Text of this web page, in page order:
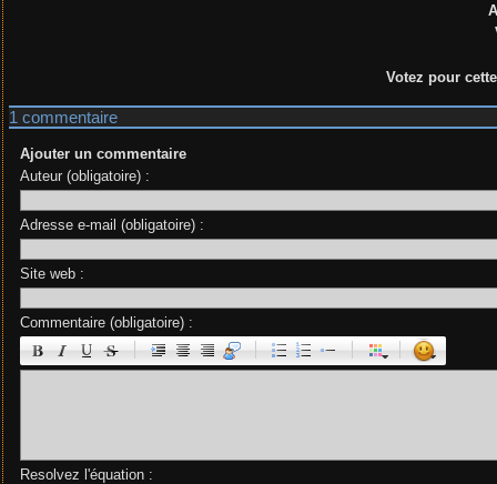
Votez pour
1 commentaire
Ajouter un commentaire
Auteur (obligatoire) :
Adresse e-mail (obligatoire) :
Site web :
Commentaire (obligatoire) :
Resolvez l'équation :